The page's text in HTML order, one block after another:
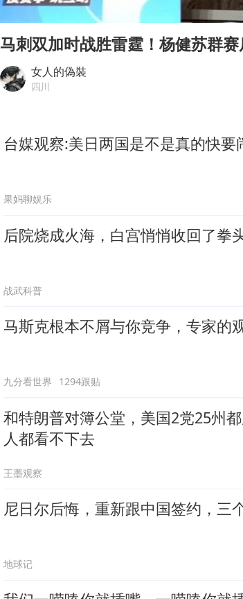
今年第二强台风将带来
张本智和：零封向鹏不
“准2万亿”之城点名支持
00:00
马刺双加时战胜雷霆！杨健苏群
女人的偽裝
四川
台媒观察:美日两国是不是真的快要
果妈聊娱乐
后院烧成火海，白宫悄悄收回了拳
战武科普
马斯克根本不屑与你竞争，专家的
九分看世界 1294跟贴
和特朗普对簿公堂，美国2党25州
人都看不下去
王墨观察
尼日尔后悔，重新跟中国签约，三
地球记